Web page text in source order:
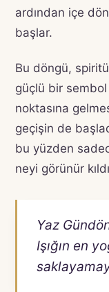
ardından içe
başlar.
Bu döngü,
güçlü bir
noktasına
geçişin de
bu yüzden
neyi görünür
Yaz
Işığın en